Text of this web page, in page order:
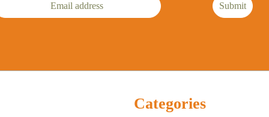
Submit
Categories